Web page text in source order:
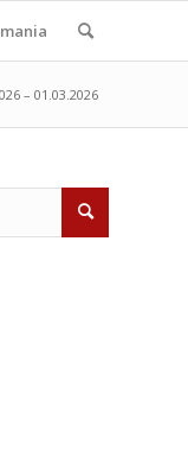
– 01.03.2026